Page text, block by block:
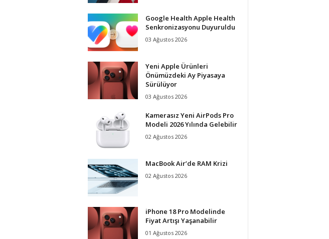
Google Health Apple Health
Senkronizasyonu Duyuruldu
03 Ağustos 2026
Yeni Apple Ürünleri
Önümüzdeki Ay Piyasaya
Sürülüyor
03 Ağustos 2026
Kamerasız Yeni AirPods Pro
Modeli 2026 Yılında Gelebilir
02 Ağustos 2026
MacBook Air’de RAM Krizi
02 Ağustos 2026
iPhone 18 Pro Modelinde
Fiyat Artışı Yaşanabilir
01 Ağustos 2026